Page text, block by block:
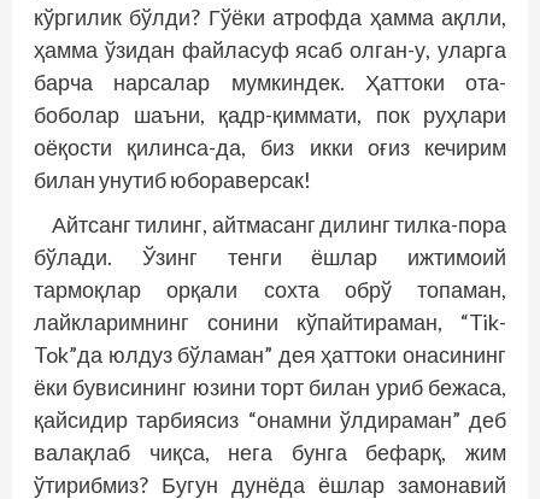
кўргилик бўлди? Гўёки атрофда ҳамма ақлли,
ҳамма ўзидан файласуф ясаб олган-у, уларга
барча нарсалар мумкиндек. Ҳаттоки ота-
боболар шаъни, қадр-қиммати, пок руҳлари
оёқости қилинса-да, биз икки оғиз кечирим
билан унутиб юбораверсак!
Айтсанг тилинг, айтмасанг дилинг тилка-пора
бўлади. Ўзинг тенги ёшлар ижтимоий
тармоқлар орқали сохта обрў топаман,
лайкларимнинг сонини кўпайтираман, “Tik-
Tok”да юлдуз бўламан” дея ҳаттоки онасининг
ёки бувисининг юзини торт билан уриб бежаса,
қайсидир тарбиясиз “онамни ўлдираман” деб
валақлаб чиқса, нега бунга бефарқ, жим
ўтирибмиз? Бугун дунёда ёшлар замонавий